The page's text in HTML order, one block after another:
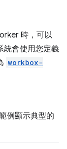
時，可以
統會使用您定義
workbox-
例顯示典型的